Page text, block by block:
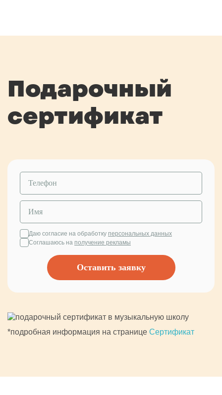
Подарочный
сертификат
Даю согласие на обработку персональных данных
Соглашаюсь на получение рекламы
Оставить заявку
*подробная информация на странице Сертификат